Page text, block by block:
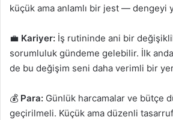
küçük ama anlamlı bir jest — dengeyi
💼 Kariyer: İş rutininde ani bir
sorumluluk gündeme gelebilir. İlk
de bu değişim seni daha verimli bir
💰 Para: Günlük harcamalar ve bütçe
geçirilmeli. Küçük ama düzenli